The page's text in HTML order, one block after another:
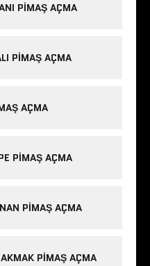
PIMAŞ AÇMA
PIMAŞ AÇMA
AÇMA
PIMAŞ AÇMA
PIMAŞ AÇMA
PIMAŞ AÇMA